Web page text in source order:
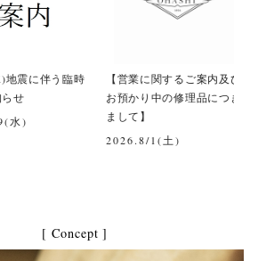
に伴う臨時
【営業に関するご案内及び
お預かり中の修理品につき
まして】
2026.8/1(土)
[ Concept ]